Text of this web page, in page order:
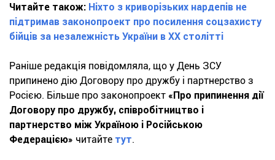
Читайте також: Ніхто з криворізьких нардепів не
підтримав законопроект про посилення соцзахисту
бійців за незалежність України в XX столітті
Раніше редакція повідомляла, що у День ЗСУ
припинено дію Договору про дружбу і партнерство з
Росією. Більше про законопроект «Про припинення дії
Договору про дружбу, співробітництво і
партнерство між Україною і Російською
Федерацією» читайте тут.